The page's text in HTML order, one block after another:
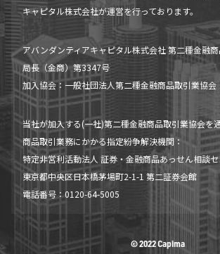
当ファンドの募集は締切ました
キャピタル株式会社が運営を行っております。
アバンダンティアキャピタル株式会社 第二種金融
局長（金商）第3347号
加入協会：一般社団法人第二種金融商品取引業協会
当社が加入する(一社)第二種金融商品取引業協会を
商品取引業務にかかる指定紛争解決機関：
特定非営利活動法人 証券・金融商品あっせん相談
東京都中央区日本橋茅場町2-1-1 第二証券会館
電話番号：0120-64-5005
© 2022 Capima